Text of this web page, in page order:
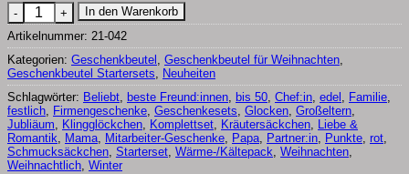
nachhaltige Geschenkbeutel aus Stoff für Weihnachten
In den Warenkorb
Artikelnummer: 21-042
Kategorien: Geschenkbeutel , Geschenkbeutel für Weihnachten,
Geschenkbeutel Startersets, Neuheiten
Schlagwörter: Beliebt, beste Freund:innen, bis 50, Chef:in, edel , Familie,
festlich, Firmengeschenke, Geschenkesets, Glocken, Großeltern,
Jubliäum, Klingglöckchen, Komplettset, Kräutersäckchen, Liebe &
Romantik, Mama, Mitarbeiter-Geschenke, Papa, Partner:in, Punkte, rot,
Schmucksäckchen, Starterset, Wärme-/Kältepack, Weihnachten,
Weihnachtlich, Winter